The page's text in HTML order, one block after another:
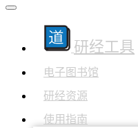
研经工具
电子图书馆
研经资源
使用指南